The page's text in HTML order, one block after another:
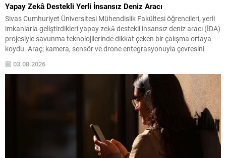
Yapay Zekâ Destekli Yerli İnsansız Deniz Aracı
Sivas Cumhuriyet Üniversitesi Mühendislik Fakültesi öğrencileri, yerli
imkanlarla geliştirdikleri yapay zekâ destekli insansız deniz aracı (İDA)
projesiyle savunma teknolojilerinde dikkat çeken bir çalışma ortaya
koydu. Araç; kamera, sensör ve drone entegrasyonuyla çevresini
deniz üzerinde bağımsız hareket edebilmenin ötesinde; hava, kara ve
03.08.2026